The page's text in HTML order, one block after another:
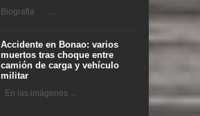
Biografia ...
Accidente en Bonao: varios
muertos tras choque entre
camión de carga y vehículo
militar
En las imágenes ...